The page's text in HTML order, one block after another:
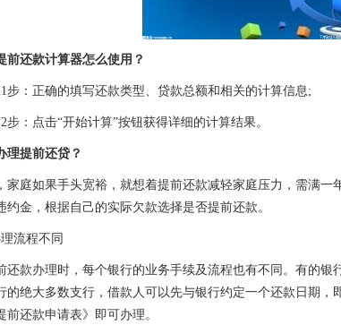
前还款计算器怎么使用？
步：正确的填写还款类型、贷款总额和相关的计算信息;
步：点击“开始计算”按钮获得详细的计算结果。
理提前还贷？
家庭如果手头宽裕，就想着提前还款减轻家庭压力，需满一
约金，根据自己的实际欠款选择是否提前还款。
流程不同
还款办理时，每个银行的业务手续及流程也有不同。有的银
的绝大多数支行，借款人可以先与银行约定一个还款日期，
前还款申请表》即可办理。